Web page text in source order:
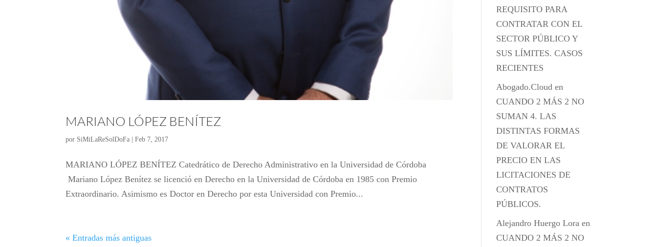
MARIANO LÓPEZ BENÍTEZ
por SiMiLaReSolDoFa |Feb 7, 2017
MARIANO LÓPEZ BENÍTEZ Catedrático de Derecho Administrativo en la Universidad de Córdoba
Mariano López Benítez se licenció en Derecho en la Universidad de Córdoba en 1985 con Premio
Extraordinario. Asimismo es Doctor en Derecho por esta Universidad con Premio...
« Entradas más antiguas
REQUISITO PARA
CONTRATAR CON EL
SECTOR PÚBLICO Y
SUS LÍMITES. CASOS
RECIENTES
Abogado.Cloud en
CUANDO 2 MÁS 2 NO
SUMAN 4. LAS
DISTINTAS FORMAS
DE VALORAR EL
PRECIO EN LAS
LICITACIONES DE
CONTRATOS
PÚBLICOS.
Alejandro Huergo Lora en
CUANDO 2 MÁS 2 NO